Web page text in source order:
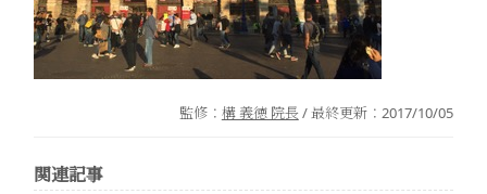
監修： 構 義徳 院長 / 最終更新： 2017/10/05
関連記事